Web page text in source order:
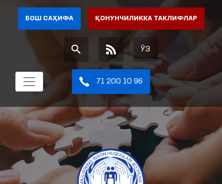
БОШ САҲИФА ҚОНУНЧИЛИККА ТАКЛИФЛАР
ЎЗ
71 200 10 96